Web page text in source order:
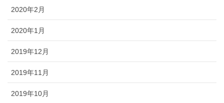
2020年2月
2020年1月
2019年12月
2019年11月
2019年10月